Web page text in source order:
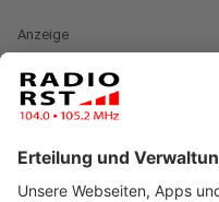
Anzeige
Yvonne Gebauer (FDP,
Landesregierung, die
Pandemie ab Ende